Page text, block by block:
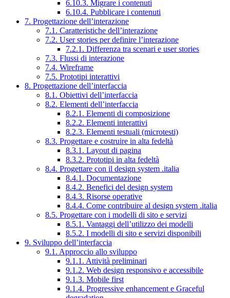
6.10.3. Migrare i contenuti
6.10.4. Pubblicare i contenuti
7. Progettazione dell’interazione
7.1. Caratteristiche dell’interazione
7.2. User stories per definire l’interazione
7.2.1. Differenza tra scenari e user stories
7.3. Flussi di interazione
7.4. Wireframe
7.5. Prototipi interattivi
8. Progettazione dell’interfaccia
8.1. Obiettivi dell’interfaccia
8.2. Elementi dell’interfaccia
8.2.1. Elementi di composizione
8.2.2. Elementi interattivi
8.2.3. Elementi testuali (microtesti)
8.3. Progettare e costruire in alta fedeltà
8.3.1. Layout di pagina
8.3.2. Prototipi in alta fedeltà
8.4. Progettare con il design system .italia
8.4.1. Documentazione
8.4.2. Benefici del design system
8.4.3. Risorse operative
8.4.4. Come contribuire al design system .italia
8.5. Progettare con i modelli di sito e servizi
8.5.1. Vantaggi dell’utilizzo dei modelli
8.5.2. I modelli di sito e servizi disponibili
9. Sviluppo dell’interfaccia
9.1. Approccio allo sviluppo
9.1.1. Attività preliminari
9.1.2. Web design responsivo e accessibile
9.1.3. Mobile first
9.1.4. Progressive enhancement e Graceful